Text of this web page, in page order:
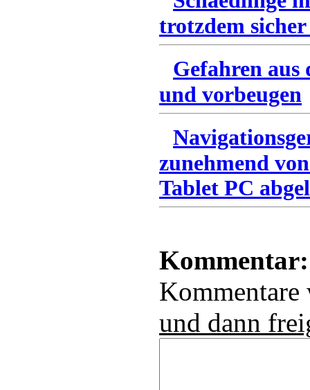
trotzdem
Gefahren
und vorbeugen
zunehmend
Tablet PC
Kommentar:
und dann